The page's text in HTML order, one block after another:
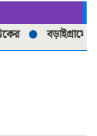
বড়াইগ্রামে